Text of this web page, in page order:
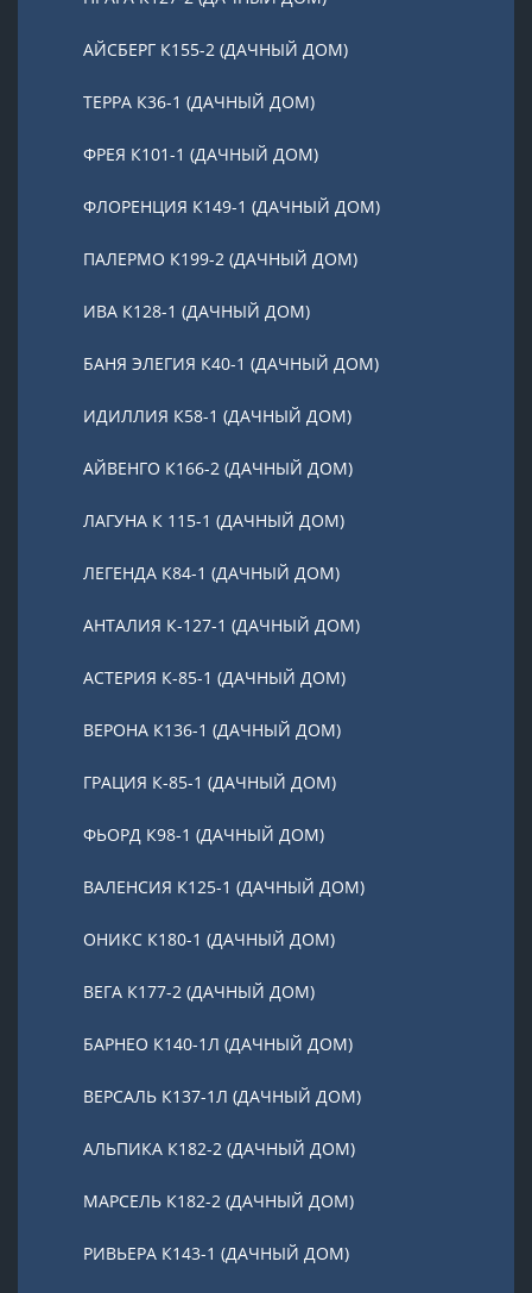
АЙСБЕРГ К155-2 (ДАЧНЫЙ ДОМ)
ТЕРРА К36-1 (ДАЧНЫЙ ДОМ)
ФРЕЯ К101-1 (ДАЧНЫЙ ДОМ)
ФЛОРЕНЦИЯ К149-1 (ДАЧНЫЙ ДОМ)
ПАЛЕРМО К199-2 (ДАЧНЫЙ ДОМ)
ИВА К128-1 (ДАЧНЫЙ ДОМ)
БАНЯ ЭЛЕГИЯ К40-1 (ДАЧНЫЙ ДОМ)
ИДИЛЛИЯ К58-1 (ДАЧНЫЙ ДОМ)
АЙВЕНГО К166-2 (ДАЧНЫЙ ДОМ)
ЛАГУНА К 115-1 (ДАЧНЫЙ ДОМ)
ЛЕГЕНДА К84-1 (ДАЧНЫЙ ДОМ)
АНТАЛИЯ К-127-1 (ДАЧНЫЙ ДОМ)
АСТЕРИЯ К-85-1 (ДАЧНЫЙ ДОМ)
ВЕРОНА К136-1 (ДАЧНЫЙ ДОМ)
ГРАЦИЯ К-85-1 (ДАЧНЫЙ ДОМ)
ФЬОРД К98-1 (ДАЧНЫЙ ДОМ)
ВАЛЕНСИЯ К125-1 (ДАЧНЫЙ ДОМ)
ОНИКС К180-1 (ДАЧНЫЙ ДОМ)
ВЕГА К177-2 (ДАЧНЫЙ ДОМ)
БАРНЕО К140-1Л (ДАЧНЫЙ ДОМ)
ВЕРСАЛЬ К137-1Л (ДАЧНЫЙ ДОМ)
АЛЬПИКА К182-2 (ДАЧНЫЙ ДОМ)
МАРСЕЛЬ К182-2 (ДАЧНЫЙ ДОМ)
РИВЬЕРА К143-1 (ДАЧНЫЙ ДОМ)